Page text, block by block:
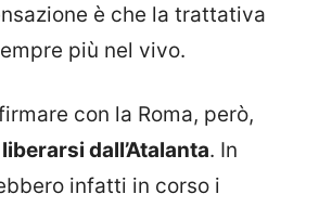
è che la trattativa
più nel vivo.
con la Roma, però,
dall’Atalanta. In
infatti in corso i